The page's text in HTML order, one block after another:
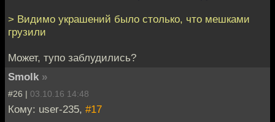
> Видимо украшений было столько, что мешками
грузили
Может, тупо заблудились?
Smolk »
#26 | 03.10.16 14:48
Кому: user-235, #17